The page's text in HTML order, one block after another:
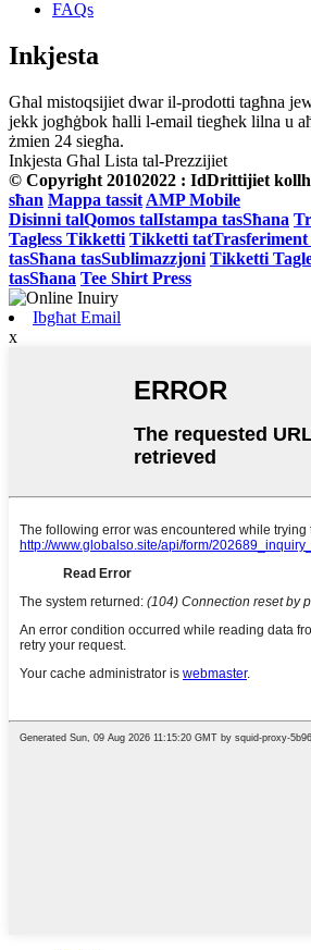
FAQs
Inkjesta
Għal mistoqsijiet dwar il-prodotti tagħna
jekk jogħġbok ħalli l-email tiegħek lilna u
żmien 24 siegħa.
Inkjesta Għal Lista tal-Prezzijiet
© Copyright 20102022 : IdDrittijiet
sħan Mappa tassit AMP Mobile
Disinni talQomos talIstampa tasSħana
Tagless Tikketti Tikketti tatTrasferiment
tasSħana tasSublimazzjoni Tikketti
tasSħana Tee Shirt Press
Ibgħat Email
x